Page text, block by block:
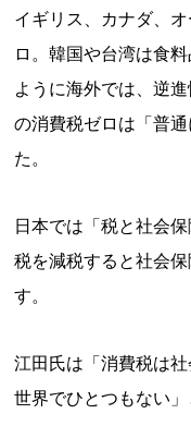
イギリス、カナダ、
ロ。韓国や台湾は食
ように海外では、逆
の消費税ゼロは「普
た。
日本では「税と社会
税を減税すると社会
す。
江田氏は「消費税は
世界でひとつもない」